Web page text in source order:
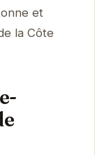
et
la Côte